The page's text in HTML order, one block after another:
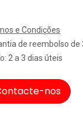
e Condições
de reembolso de
2 a 3 dias úteis
nos